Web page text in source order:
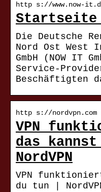
http s://www.now-
Startseite
Die Deutsche
Nord Ost West
GmbH (NOW IT
Service-
Beschäftigten
http s://nordvpn.com
VPN
das
NordVPN
VPN
du tun |